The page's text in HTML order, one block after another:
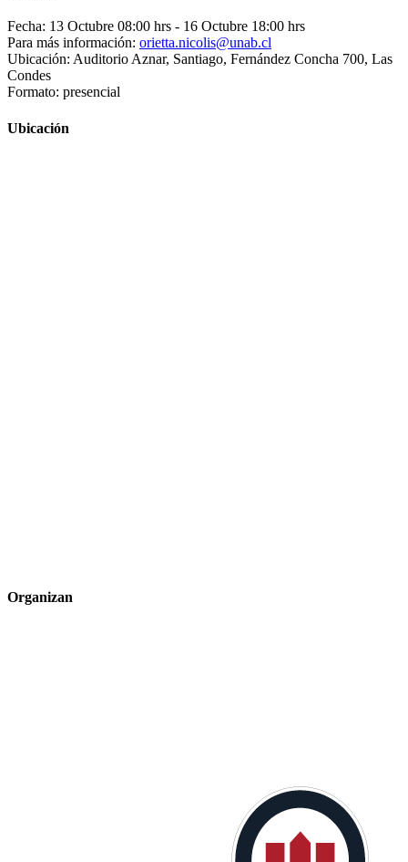
Fecha: 13 Octubre 08:00 hrs - 16 Octubre 18:00 hrs
Para más información: orietta.nicolis@unab.cl
Ubicación: Auditorio Aznar, Santiago, Fernández Concha 700, Las
Condes
Formato: presencial
Ubicación
Organizan